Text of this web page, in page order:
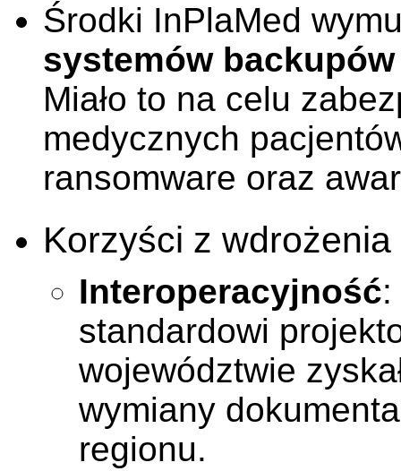
Środki InPlaMed
systemów
Miało to na celu
medycznych
ransomware oraz
Korzyści z
Interoperacyjność
standardowi
województwie
wymiany
regionu.